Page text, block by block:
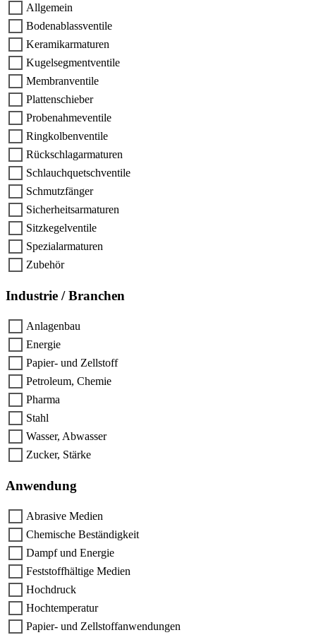
Allgemein
Bodenablassventile
Keramikarmaturen
Kugelsegmentventile
Membranventile
Plattenschieber
Probenahmeventile
Ringkolbenventile
Rückschlagarmaturen
Schlauchquetschventile
Schmutzfänger
Sicherheitsarmaturen
Sitzkegelventile
Spezialarmaturen
Zubehör
Industrie / Branchen
Anlagenbau
Energie
Papier- und Zellstoff
Petroleum, Chemie
Pharma
Stahl
Wasser, Abwasser
Zucker, Stärke
Anwendung
Abrasive Medien
Chemische Beständigkeit
Dampf und Energie
Feststoffhältige Medien
Hochdruck
Hochtemperatur
Papier- und Zellstoffanwendungen